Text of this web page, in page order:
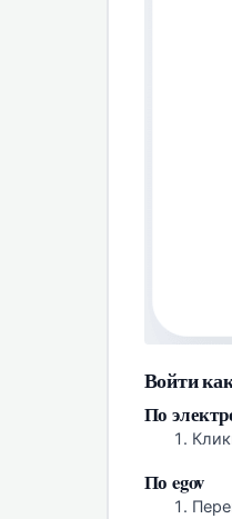
Войти
По
По egov